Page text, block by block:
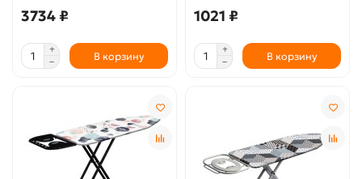
3734 ₽
В корзину
1021 ₽
В корзину